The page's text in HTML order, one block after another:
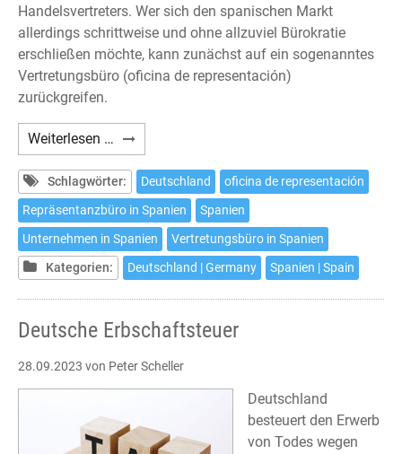
Handelsvertreters. Wer sich den spanischen Markt
allerdings schrittweise und ohne allzuviel Bürokratie
erschließen möchte, kann zunächst auf ein sogenanntes
Vertretungsbüro (oficina de representación)
zurückgreifen.
Weiterlesen … Das
Vertretungsbüro
in
Spanien
Schlagwörter: Deutschland
oficina de representación
Repräsentanzbüro in Spanien
Spanien
Unternehmen in Spanien
Vertretungsbüro in Spanien
Kategorien:
Deutschland | Germany Spanien | Spain
Deutsche Erbschaftsteuer
28.09.2023 von Peter Scheller
Deutschland
besteuert den Erwerb
von Todes wegen